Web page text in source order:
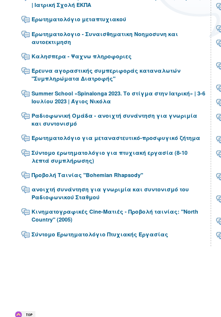
| Ιατρική Σχολή ΕΚΠΑ
Ερωτηματολόγιο μεταπτυχιακού
Ερωτηματολογιο - Συναισθηματικη Νοημοσυνη και
αυτοεκτιμηση
Καλησπερα - Ψαχνω πληροφοριες
Έρευνα αγοραστικής συμπεριφοράς καταναλωτών
"Συμπληρώματα Διατροφής"
Summer School «Spinalonga 2023. Το στίγμα στην Ιατρική» | 3-6
Ιουλίου 2023 | Άγιος Νικόλα
Ραδιοφωνική Ομάδα - ανοιχτή συνάντηση για γνωριμία
και συντονισμό
Ερωτηματολόγιο για μεταναστευτικό-προσφυγικό ζήτημα
Σύντομο ερωτηματολόγιο για πτυχιακή εργασία (8-10
λεπτά συμπλήρωσης)
Προβολή Ταινίας "Bohemian Rhapsody"
ανοιχτή συνάντηση για γνωριμία και συντονισμό του
Ραδιοφωνικού Σταθμού
Κινηματογραφικές Cine-Ματιές - Προβολή ταινίας: "North
Country" (2005)
Σύντομο Ερωτηματολόγιο Πτυχιακής Εργασίας